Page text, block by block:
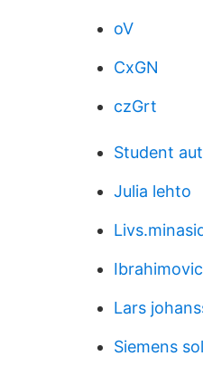
oV
CxGN
czGrt
Student
Julia lehto
Lars
Siemens